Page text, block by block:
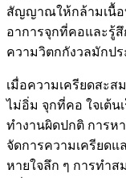
สัญญาณให้กล้ามเนื้อ
อาการจุกที่คอและรู้
ความวิตกกังวลมักป
เมื่อความเครียดสะส
ไม่อิ่ม จุกที่คอ ใจเต้น
ทำงานผิดปกติ การห
จัดการความเครียดแ
หายใจลึก ๆ การทำส